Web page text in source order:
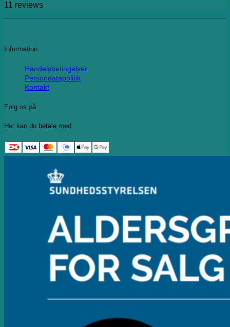
11 reviews
Information
Handelsbetingelser
Persondatapolitik
Kontakt
Følg os på
Her kan du betale med